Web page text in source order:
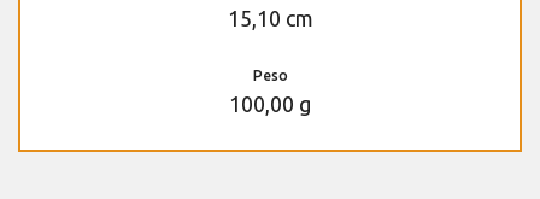
15,10 cm
Peso
100,00 g